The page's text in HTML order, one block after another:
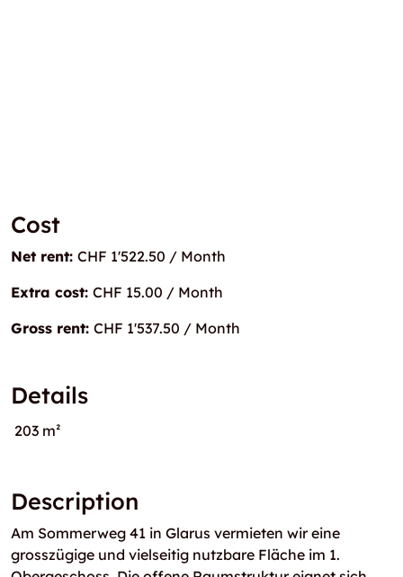
Cost
Net rent: CHF 1'522.50 / Month
Extra cost: CHF 15.00 / Month
Gross rent: CHF 1'537.50 / Month
Details
203 m²
Description
Am Sommerweg 41 in Glarus vermieten wir eine
grosszügige und vielseitig nutzbare Fläche im 1.